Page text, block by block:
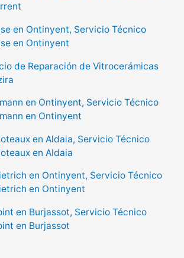
en Ontinyent, Servicio Técnico
en Ontinyent
de Reparación de Vitrocerámicas
en Ontinyent, Servicio Técnico
en Ontinyent
en Aldaia, Servicio Técnico
en Aldaia
en Ontinyent, Servicio Técnico
en Ontinyent
en Burjassot, Servicio Técnico
en Burjassot